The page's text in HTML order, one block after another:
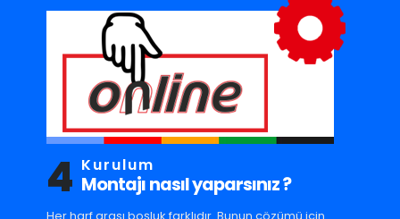
4 Kurulum
Montajı nasıl yaparsınız ?